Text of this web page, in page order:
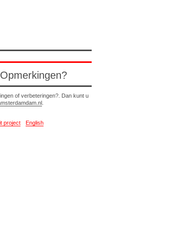
of verbeteringen?. Dan kunt u
project English